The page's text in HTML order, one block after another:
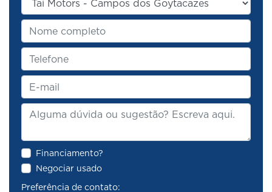
Financiamento?
Negociar usado
Preferência de contato: